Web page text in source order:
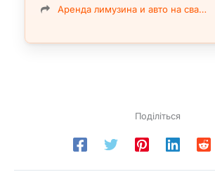
Аренда лимузина и авто на сва…
Поділіться